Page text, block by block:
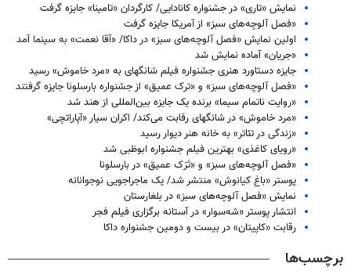
نمایش «تاری» در جشنواره کانادایی/ کارگردان «تامینا» جایزه گرفت
«فصل آلوچه‌های سبز» از آمریکا جایزه گرفت
اولین نمایش «فصل آلوچه‌های سبز» در داکا/ «آقا نعمت» به سینما آمد
«جریان» آماده نمایش شد
جایزه دستاورد هنری جشنواره فیلم شانگهای به «مرد خاموش» رسید
«فصل آلوچه‌های سبز» و «ترک عمیق» از جشنواره بارسلونا جایزه گرفتند
«روایت ناتمام سیما» برنده یک جایزه بین‌المللی از هند شد
«مرد خاموش» در شانگهای رقابت می‌کند/ اکران سیار «آپاراتچی»
«زندگی در تئاتر» به خانه هنر دیوار رسید
«رویای کاغذی» بهترین فیلم جشنواره ابوظبی شد
«فصل آلوچه‌های سبز» و «تَرَک عمیق» در بارسلونا
پوستر «باغ کیانوش» منتشر شد/ یک ماجراجویی نوجوانانه
نمایش «فصل آلوچه‌های سبز» در بلغارستان
انتشار پوستر «شه‌سوار» در آستانه برگزاری فیلم فجر
رقابت «کاپیتان» در بیست و دومین جشنواره داکا
برچسب‌ها